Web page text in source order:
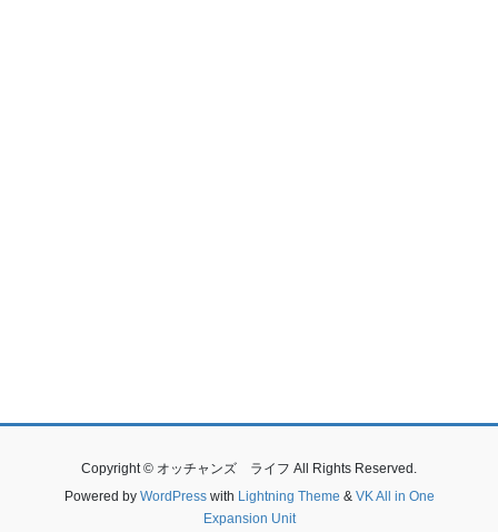
Copyright © オッチャンズ ライフ All Rights Reserved.
Powered by WordPresswith Lightning Theme & VK All in One
Expansion Unit